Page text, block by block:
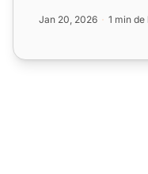
Jan 20, 2026 1 min